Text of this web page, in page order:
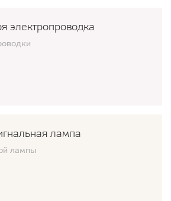
электропроводка
лампа
лампы